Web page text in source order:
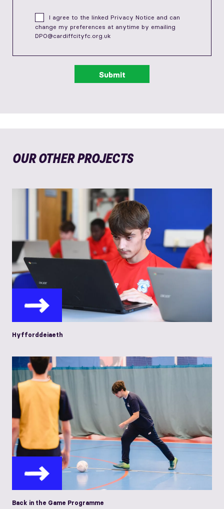
I agree to the linked Privacy Notice and can
change my preferences at anytime by emailing
DPO@cardiffcityfc.org.uk
OUR OTHER PROJECTS
Hyfforddeiaeth
Back in the Game Programme